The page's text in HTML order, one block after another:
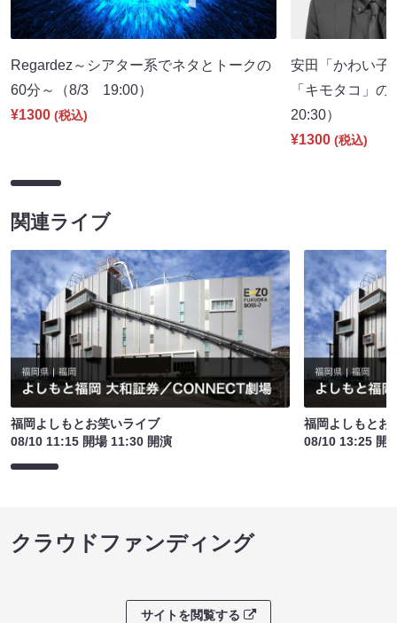
Regardez～シアター系でネタとトークの
60分～（8/3 19:00）
¥1300 (税込)
安田「かわい子
「キモタコ」
20:30）
¥1300 (税込)
関連ライブ
福岡よしもとお笑いライブ
08/10 11:15 開場 11:30 開演
福岡よしもとお
08/10 13:25 開
クラウドファンディング
サイトを閲覧する